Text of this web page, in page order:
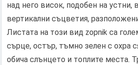
над него висок, подобен на устни,
вертикални съцветия,
Листата на този вид zopnik са
сърце, остър, тъмно зелен с охра
обича слънцето и топлите места.